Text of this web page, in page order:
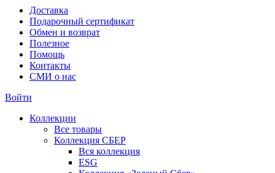
Доставка
Подарочный сертификат
Обмен и возврат
Полезное
Помощь
Контакты
СМИ о нас
Войти
Коллекции
Все товары
Коллекция СБЕР
Вся коллекция
ESG